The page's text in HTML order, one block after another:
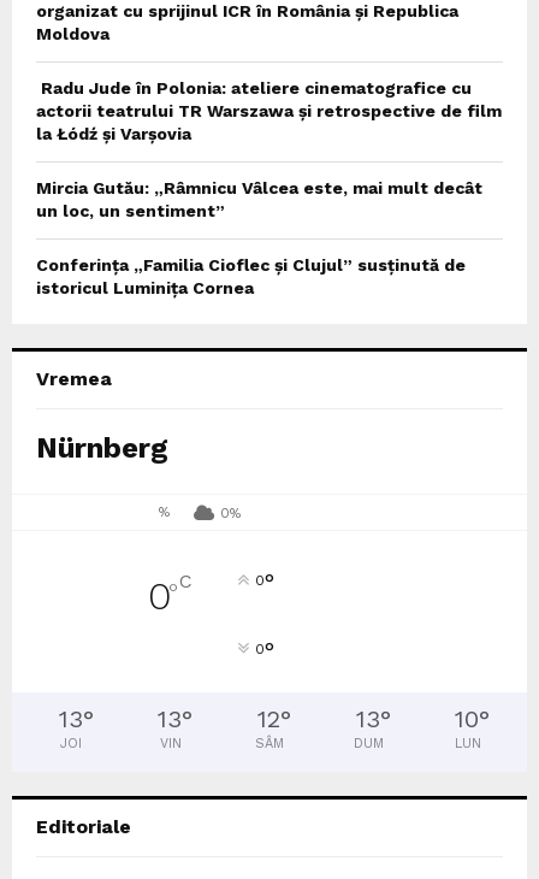
organizat cu sprijinul ICR în România și Republica
Moldova
Radu Jude în Polonia: ateliere cinematografice cu
actorii teatrului TR Warszawa și retrospective de film
la Łódź și Varșovia
Mircia Gutău: „Râmnicu Vâlcea este, mai mult decât
un loc, un sentiment”
Conferința „Familia Cioflec și Clujul” susținută de
istoricul Luminița Cornea
Vremea
Nürnberg
% 0%
0°C 0°
0°
13°
JOI
13°
VIN
12°
SÂM
13°
DUM
10°
LUN
Editoriale